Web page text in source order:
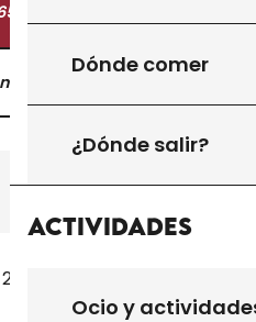
Dónde comer
¿Dónde salir?
Actividades
Ocio y
41 30
octubre 2026